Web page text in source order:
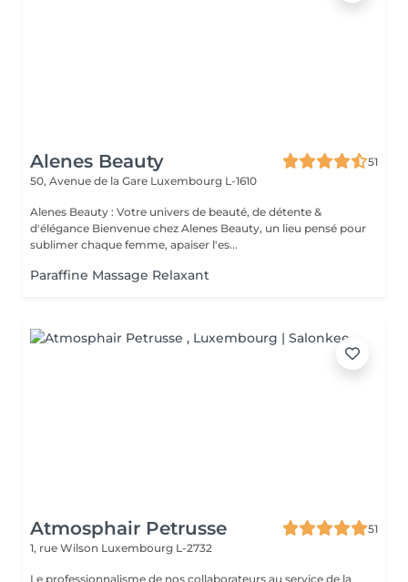
Alenes Beauty
51
50, Avenue de la Gare Luxembourg L-1610
Alenes Beauty : Votre univers de beauté, de détente &
d'élégance Bienvenue chez Alenes Beauty, un lieu pensé pour
sublimer chaque femme, apaiser l'es...
Paraffine Massage Relaxant
Atmosphair Petrusse
51
1, rue Wilson Luxembourg L-2732
Le professionnalisme de nos collaborateurs au service de la